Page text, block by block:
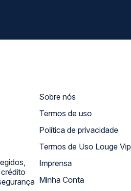
Sobre nós
Termos de uso
Política de privacidade
Termos de Uso Louge Vip
Imprensa
Minha Conta